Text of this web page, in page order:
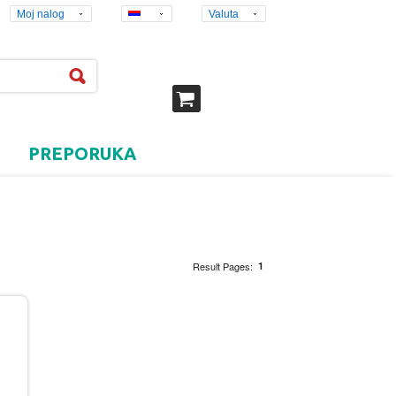
Moj nalog Valuta
PREPORUKA
Result Pages: 1